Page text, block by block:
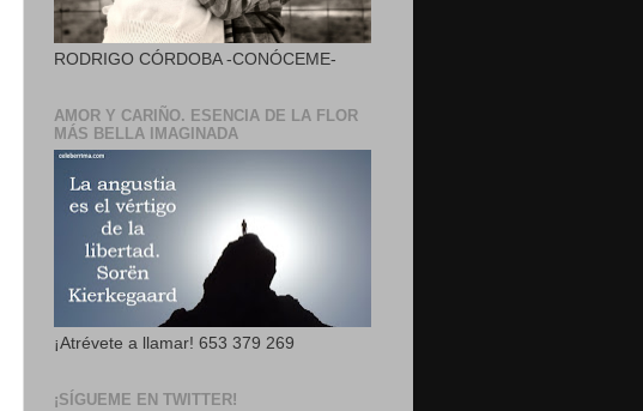
RODRIGO CÓRDOBA -CONÓCEME-
AMOR Y CARIÑO. ESENCIA DE LA FLOR
MÁS BELLA IMAGINADA
¡Atrévete a llamar! 653 379 269
¡SÍGUEME EN TWITTER!